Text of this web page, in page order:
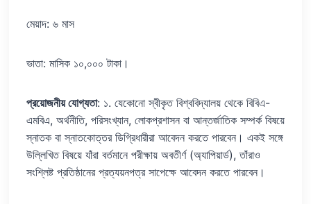
মেয়াদ: ৬ মাস
ভাতা: মাসিক ১০,০০০ টাকা।
প্রয়োজনীয় যোগ্যতা: ১. যেকোনো স্বীকৃত বিশ্ববিদ্যালয় থেকে বিবিএ-
এমবিএ, অর্থনীতি, পরিসংখ্যান, লোকপ্রশাসন বা আন্তর্জাতিক সম্পর্ক বিষয়ে
স্নাতক বা স্নাতকোত্তর ডিগ্রিধারীরা আবেদন করতে পারবেন। একই সঙ্গে
উল্লিখিত বিষয়ে যাঁরা বর্তমানে পরীক্ষায় অবতীর্ণ (অ্যাপিয়ার্ড), তাঁরাও
সংশ্লিষ্ট প্রতিষ্ঠানের প্রত্যয়নপত্র সাপেক্ষে আবেদন করতে পারবেন।